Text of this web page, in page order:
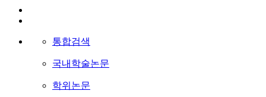
통합검색
국내학술논문
학위논문